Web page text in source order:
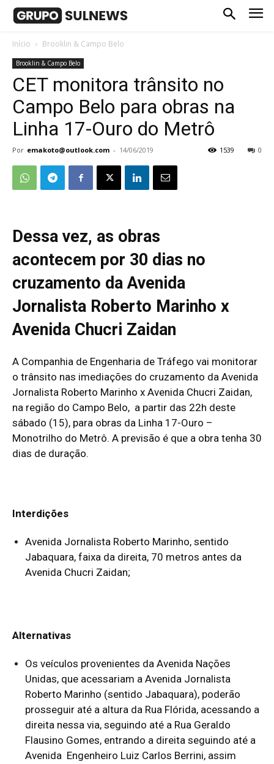
Início Brooklin & Campo Belo
Brooklin & Campo Belo
CET monitora trânsito no
Campo Belo para obras na
Linha 17-Ouro do Metrô
Por emakoto@outlook.com - 14/06/2019 0
1539
Dessa vez, as obras
acontecem por 30 dias no
cruzamento da Avenida
Jornalista Roberto Marinho x
Avenida Chucri Zaidan
A Companhia de Engenharia de Tráfego vai monitorar
o trânsito nas imediações do cruzamento da Avenida
Jornalista Roberto Marinho x Avenida Chucri Zaidan,
na região do Campo Belo, a partir das 22h deste
sábado (15), para obras da Linha 17-Ouro –
Monotrilho do Metrô. A previsão é que a obra tenha 30
dias de duração.
Interdições
Avenida Jornalista Roberto Marinho, sentido
Jabaquara, faixa da direita, 70 metros antes da
Avenida Chucri Zaidan;
Alternativas
Os veículos provenientes da Avenida Nações
Unidas, que acessariam a Avenida Jornalista
Roberto Marinho (sentido Jabaquara), poderão
prosseguir até a altura da Rua Flórida, acessando a
direita nessa via, seguindo até a Rua Geraldo
Flausino Gomes, entrando a direita seguindo até a
Avenida Engenheiro Luiz Carlos Berrini, assim